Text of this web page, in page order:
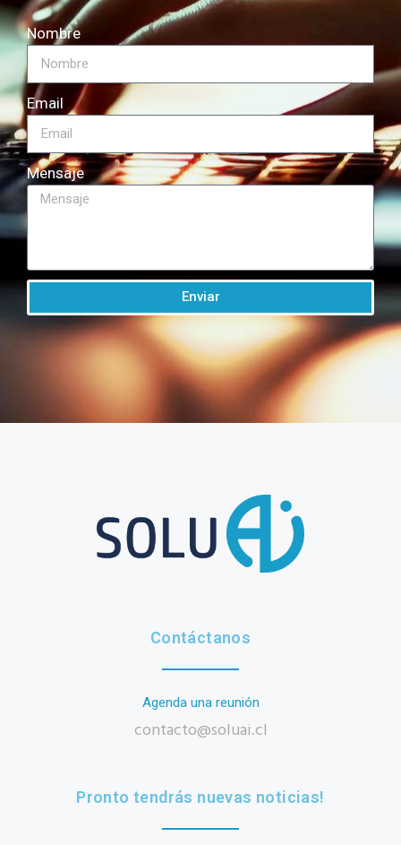
Nombre
Email
Mensaje
Enviar
Contáctanos
Agenda una reunión
contacto@soluai.cl
Pronto tendrás nuevas noticias!